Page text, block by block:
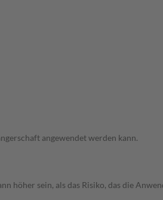
angewendet werden kann.
höher sein, als das Risiko, das die